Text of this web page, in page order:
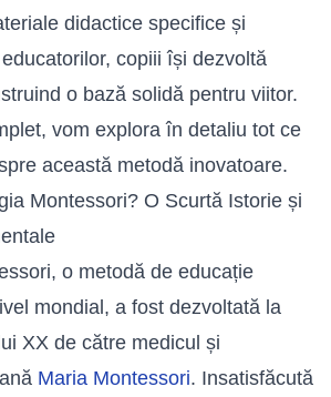
didactice specifice și
copiii își dezvoltă
o bază solidă pentru viitor.
vom explora în detaliu tot ce
această metodă inovatoare.
Montessori? O Scurtă Istorie și
o metodă de educație
mondial, a fost dezvoltată la
XX de către medicul și
Maria Montessori. Insatisfăcută